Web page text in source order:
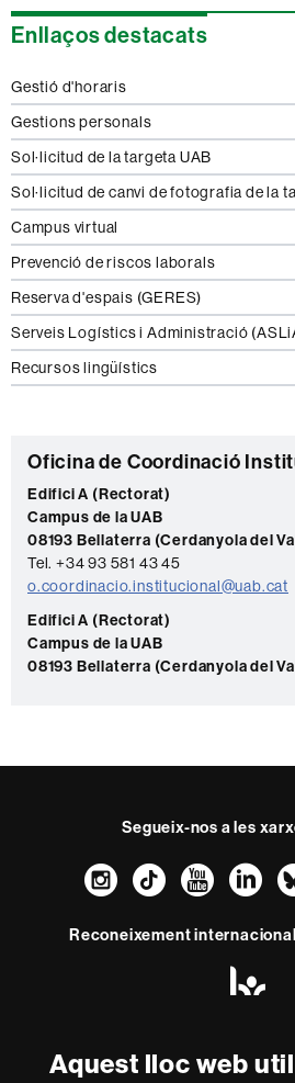
Aquest lloc web
Enllaços destacats
Gestió d'horaris
Gestions personals
Sol·licitud de la targeta UAB
Sol·licitud de canvi de fotografia de la
Campus virtual
Prevenció de riscos laborals
Reserva d'espais (GERES)
Serveis Logístics i Administració
Recursos lingüístics
C
o
n
t
a
c
t
Oficina de Coordinació
Edifici A (Rectorat)
Campus de la UAB
08193 Bellaterra (Cerdanyola del
Tel. +34 93 581 43 45
o.coordinacio.institucional@uab.cat
Edifici A (Rectorat)
Campus de la UAB
08193 Bellaterra (Cerdanyola del
Segueix-nos a les
Instagram
TikTok
Reconeixement
Amb el